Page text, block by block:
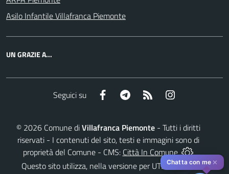
Asilo Infantile Villafranca Piemonte
UN GRAZIE A...
Seguici su Facebook Telegram RSS
© 2026 Comune diVillafranca Piemonte - Tutti i diritti
riservati - I contenuti del sito, testi e immagini sono di
proprietà del Comune - CMS: Città In Comune
Questo sito utilizza, nella versione per UTENTI CON
Chatta con me ✕